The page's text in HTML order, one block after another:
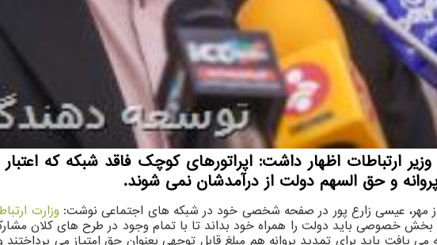
و حق السهم دولت از درآمدشان نمی شوند.
مهر، عیسی زارع پور در صفحه شخصی خود در شبکه های اجتماعی نوشت: وزارت